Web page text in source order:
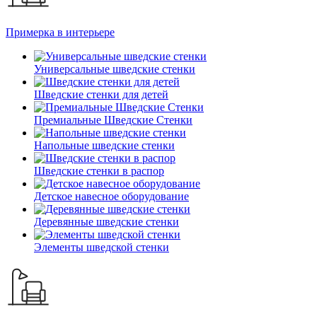
Примерка в интерьере
Универсальные шведские стенки
Шведские стенки для детей
Премиальные Шведские Стенки
Напольные шведские стенки
Шведские стенки в распор
Детское навесное оборудование
Деревянные шведские стенки
Элементы шведской стенки